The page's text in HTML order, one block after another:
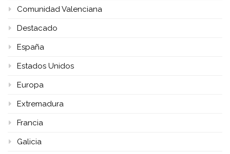
Comunidad Valenciana
Destacado
España
Estados Unidos
Europa
Extremadura
Francia
Galicia